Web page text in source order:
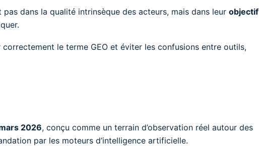
dans la qualité intrinsèque des acteurs, mais dans leur objectif
le terme GEO et éviter les confusions entre outils,
2026, conçu comme un terrain d’observation réel autour des
par les moteurs d’intelligence artificielle.